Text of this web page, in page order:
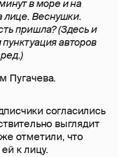
в море и на
лице. Веснушки.
пришла? (Здесь и
авторов
Пугачева.
согласились
выглядит
отметили, что
к лицу.